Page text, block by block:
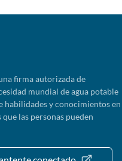
firma autorizada de
mundial de agua potable
habilidades y conocimientos en
las personas pueden